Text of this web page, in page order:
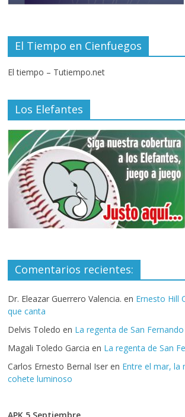
El Tiempo en Cienfuegos
El tiempo – Tutiempo.net
Los Elefantes
Comentarios recientes:
Dr. Eleazar Guerrero Valencia. en Ernesto Hill
que canta
Delvis Toledo en La regenta de San
Magali Toledo Garcia en La regenta de San
Carlos Ernesto Bernal Iser en Entre el mar, la
cohete luminoso
APK 5 Septiembre